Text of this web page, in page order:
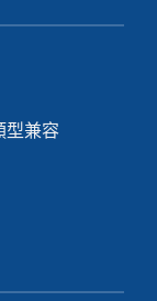
型兼容